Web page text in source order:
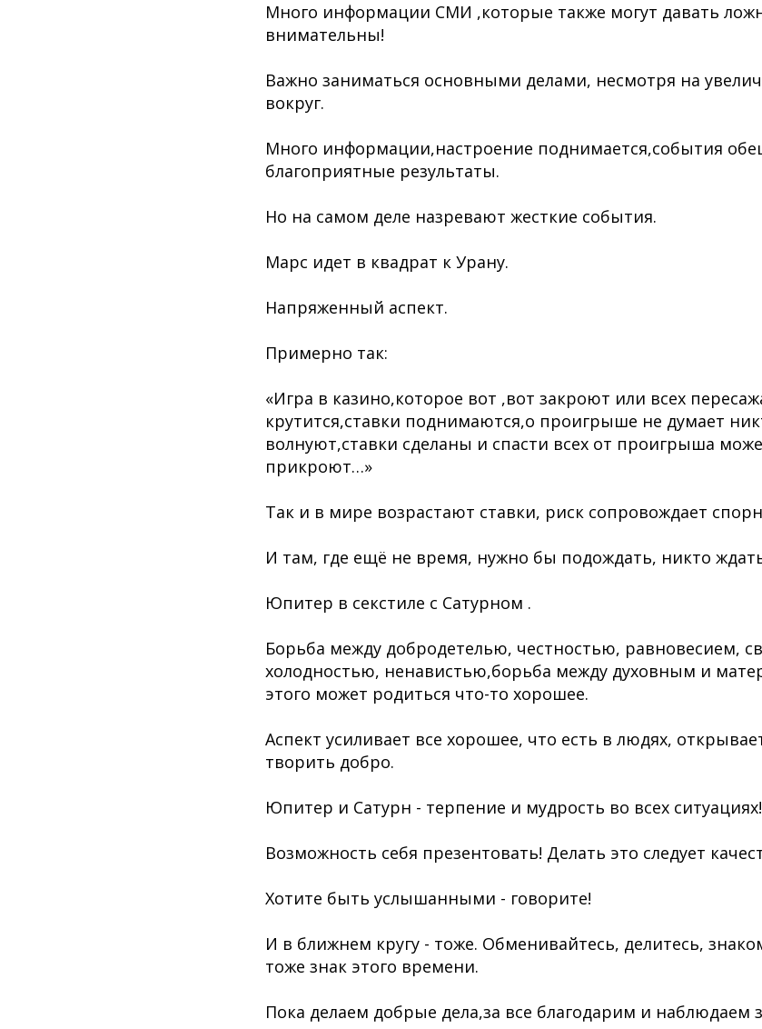
Много информации СМИ ,которые также могут давать
внимательны!
Важно заниматься основными делами, несмотря на
вокруг.
Много информации,настроение поднимается,события
благоприятные результаты.
Но на самом деле назревают жесткие события.
Марс идет в квадрат к Урану.
Напряженный аспект.
Примерно так:
«Игра в казино,которое вот ,вот закроют или всех
крутится,ставки поднимаются,о проигрыше не думает
волнуют,ставки сделаны и спасти всех от проигрыша
прикроют…»
Так и в мире возрастают ставки, риск сопровождает
И там, где ещё не время, нужно бы подождать, никто
Юпитер в секстиле с Сатурном .
Борьба между добродетелью, честностью, равновесием,
холодностью, ненавистью,борьба между духовным и
этого может родиться что-то хорошее.
Аспект усиливает все хорошее, что есть в людях,
творить добро.
Юпитер и Сатурн - терпение и мудрость во всех
Возможность себя презентовать! Делать это следует
Хотите быть услышанными - говорите!
И в ближнем кругу - тоже. Обменивайтесь, делитесь,
тоже знак этого времени.
Пока делаем добрые дела,за все благодарим и наблюдаем